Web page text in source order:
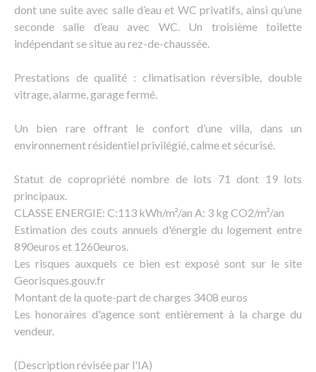
dont une suite avec salle d’eau et WC privatifs, ainsi qu’une
seconde salle d’eau avec WC. Un troisième toilette
indépendant se situe au rez-de-chaussée.
Prestations de qualité : climatisation réversible, double
vitrage, alarme, garage fermé.
Un bien rare offrant le confort d’une villa, dans un
environnement résidentiel privilégié, calme et sécurisé.
Statut de copropriété nombre de lots 71 dont 19 lots
principaux.
CLASSE ENERGIE: C:113 kWh/m²/an A: 3 kg CO2/m²/an
Estimation des couts annuels d'énergie du logement entre
890euros et 1260euros.
Les risques auxquels ce bien est exposé sont sur le site
Georisques.gouv.fr
Montant de la quote-part de charges 3408 euros
Les honoraires d'agence sont entièrement à la charge du
vendeur.
(Description révisée par l'IA)